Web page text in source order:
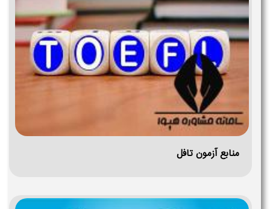
منابع آزمون تافل